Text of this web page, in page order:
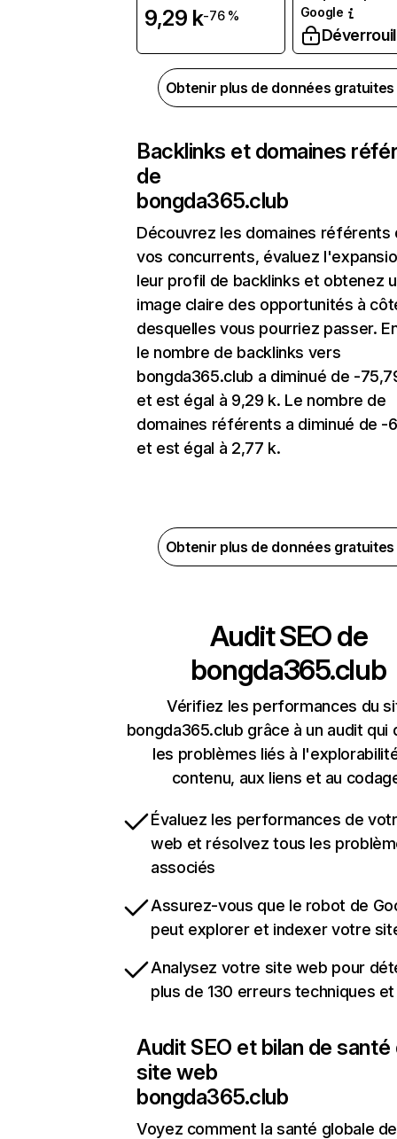
9,29 k-76 %
Google
Obtenir plus de données
Backlinks et domaines
de
bongda365.club
Découvrez les domaines référents
vos concurrents, évaluez
leur profil de backlinks et obtenez
image claire des opportunités à
desquelles vous pourriez passer.
le nombre de backlinks vers
bongda365.club a diminué de -
et est égal à 9,29 k. Le nombre de
domaines référents a diminué de -
et est égal à 2,77 k.
Obtenir plus de données
Audit SEO de
bongda365.club
Vérifiez les performances du
bongda365.club grâce à un audit qui
les problèmes liés à
contenu, aux liens et au
Évaluez les performances de
web et résolvez tous les
associés
Assurez-vous que le robot de
peut explorer et indexer votre
Analysez votre site web pour
plus de 130 erreurs techniques et
Audit SEO et bilan de santé
site web
bongda365.club
Voyez comment la santé globale